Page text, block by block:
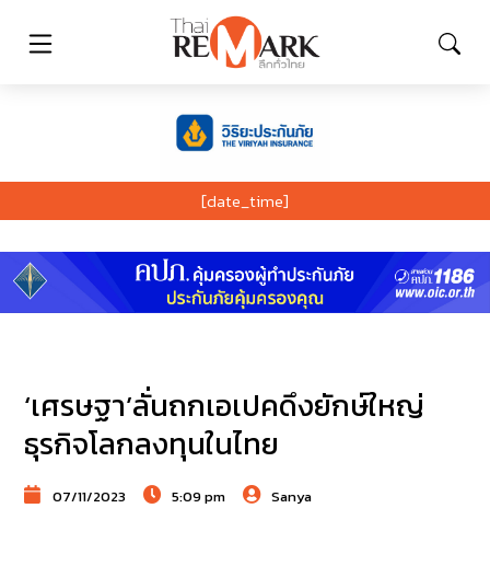
[date_time]
‘เศรษฐา’ลั่นถกเอเปคดึงยักษ์ใหญ่
ธุรกิจโลกลงทุนในไทย
07/11/2023 5:09 pm Sanya